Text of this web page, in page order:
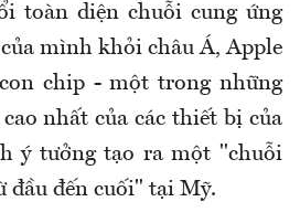
toàn diện chuỗi cung ứng
mình khỏi châu Á, Apple
chip - một trong những
nhất của các thiết bị của
ý tưởng tạo ra một "chuỗi
đầu đến cuối" tại Mỹ.